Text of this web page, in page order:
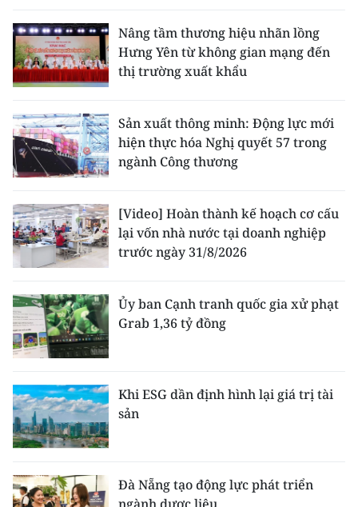
Nâng tầm thương hiệu nhãn lồng
Hưng Yên từ không gian mạng đến
thị trường xuất khẩu
Sản xuất thông minh: Động lực mới
hiện thực hóa Nghị quyết 57 trong
ngành Công thương
[Video] Hoàn thành kế hoạch cơ cấu
lại vốn nhà nước tại doanh nghiệp
trước ngày 31/8/2026
Ủy ban Cạnh tranh quốc gia xử phạt
Grab 1,36 tỷ đồng
Khi ESG dần định hình lại giá trị tài
sản
Đà Nẵng tạo động lực phát triển
ngành dược liệu